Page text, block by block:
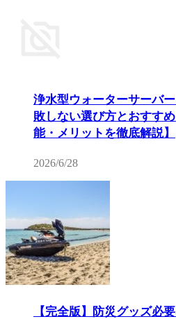
浄水型ウォーターサーバ
敗しない選び方とおすす
能・メリットを徹底解説】
2026/6/28
【完全版】防災グッズ必